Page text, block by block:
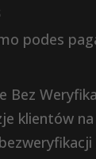
podes
Bez
klientów